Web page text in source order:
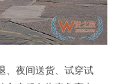
、夜间送货、试穿试